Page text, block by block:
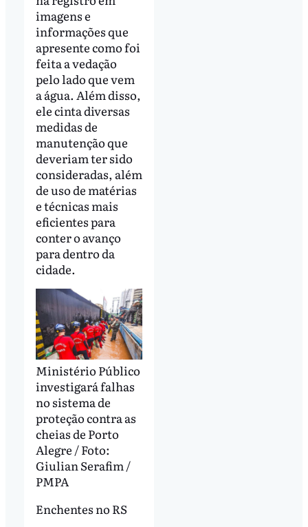
imagens e
informações que
apresente como foi
feita a vedação
pelo lado que vem
a água. Além disso,
ele cinta diversas
medidas de
manutenção que
deveriam ter sido
consideradas, além
de uso de matérias
e técnicas mais
eficientes para
conter o avanço
para dentro da
cidade.
Ministério Público
investigará falhas
no sistema de
proteção contra as
cheias de Porto
Alegre / Foto:
Giulian Serafim /
PMPA
Enchentes no RS